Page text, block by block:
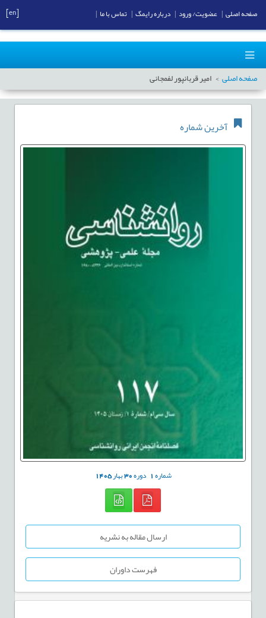
صفحه اصلی امیر قربانپور لفمجانی
آخرین شماره
شماره1 دوره30بهار1405
ارسال مقاله به نشریه
فهرست داوران
صفحه اصلی عضویت/ ورود درباره رایمگ تماس با ما